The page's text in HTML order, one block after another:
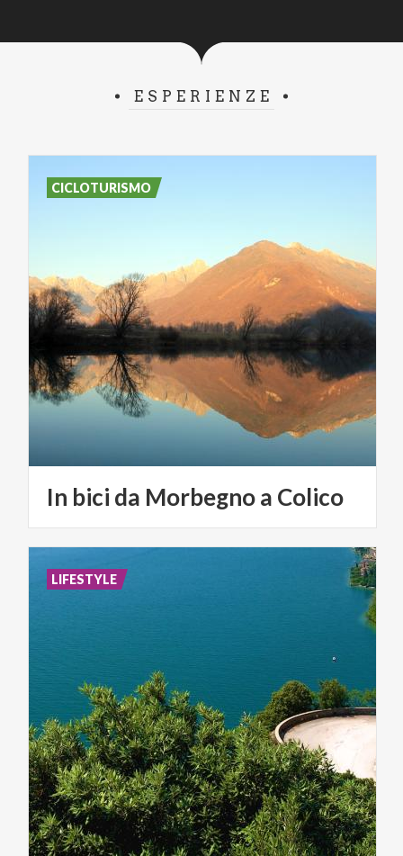
ESPERIENZE
In bici da Morbegnoa Colico
CICLOTURISMO
LIFESTYLE